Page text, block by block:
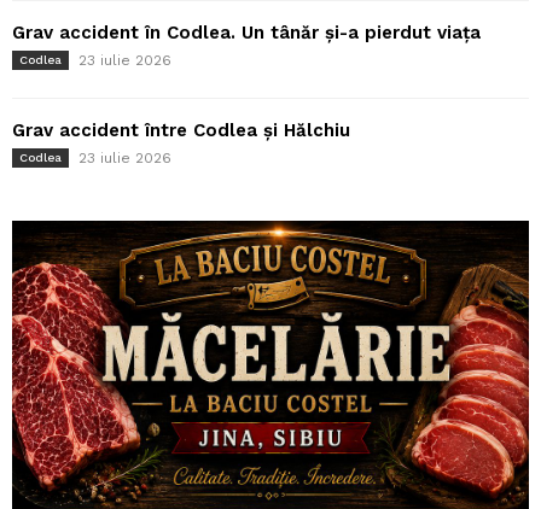
Grav accident în Codlea. Un tânăr și-a pierdut viața
Codlea 23 iulie 2026
Grav accident între Codlea și Hălchiu
Codlea 23 iulie 2026